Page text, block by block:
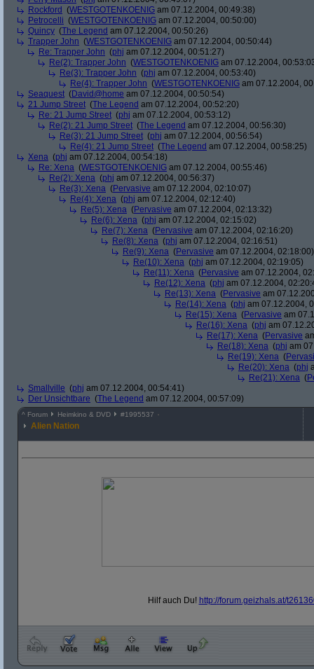
Rockford (WESTGOTENKOENIG am 07.12.2004, 00:49:38)
Petrocelli (WESTGOTENKOENIG am 07.12.2004, 00:50:00)
Quincy (The Legend am 07.12.2004, 00:50:26)
Trapper John (WESTGOTENKOENIG am 07.12.2004, 00:50:44)
Re: Trapper John (phj am 07.12.2004, 00:51:27)
Re(2): Trapper John (WESTGOTENKOENIG am 07.12.2004,
Re(3): Trapper John (phj am 07.12.2004, 00:53:40)
Re(4): Trapper John (WESTGOTENKOENIG am 07.12.2004,
Seaquest (David@home am 07.12.2004, 00:50:54)
21 Jump Street (The Legend am 07.12.2004, 00:52:20)
Re: 21 Jump Street (phj am 07.12.2004, 00:53:12)
Re(2): 21 Jump Street (The Legend am 07.12.2004, 00:56:30)
Re(3): 21 Jump Street (phj am 07.12.2004, 00:56:54)
Re(4): 21 Jump Street (The Legend am 07.12.2004, 00:58:25)
Xena (phj am 07.12.2004, 00:54:18)
Re: Xena (WESTGOTENKOENIG am 07.12.2004, 00:55:46)
Re(2): Xena (phj am 07.12.2004, 00:56:37)
Re(3): Xena (Pervasive am 07.12.2004, 02:10:07)
Re(4): Xena (phj am 07.12.2004, 02:12:40)
Re(5): Xena (Pervasive am 07.12.2004, 02:13:32)
Re(6): Xena (phj am 07.12.2004, 02:15:02)
Re(7): Xena (Pervasive am 07.12.2004, 02:16:20)
Re(8): Xena (phj am 07.12.2004, 02:16:51)
Re(9): Xena (Pervasive am 07.12.2004, 02:18:00)
Re(10): Xena (phj am 07.12.2004, 02:19:05)
Re(11): Xena (Pervasive am 07.12.2004,
Re(12): Xena (phj am 07.12.2004,
Re(13): Xena (Pervasive am
Re(14): Xena (phj am 07.12.2004,
Re(15): Xena (Pervasive am
Re(16): Xena (phj am
Re(17): Xena (Pervasive
Re(18): Xena (phj am
Re(19): Xena (
Re(20): Xena (phj
Re(21): Xena (
Smallville (phj am 07.12.2004, 00:54:41)
Der Unsichtbare (The Legend am 07.12.2004, 00:57:09)
^ Forum Heimkino & DVD #1995537
Alien Nation
Hilf auch Du! http://forum.geizhals.at/